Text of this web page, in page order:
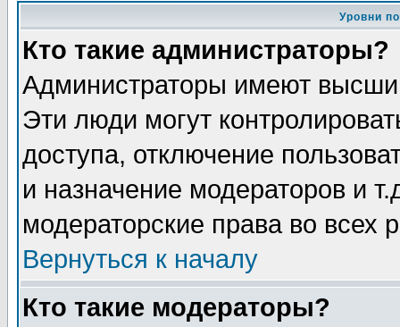
Уровни
Кто такие администраторы?
Администраторы имеют
Эти люди могут
доступа, отключение
и назначение модераторов и
модераторские права во всех
Вернуться к началу
Кто такие модераторы?